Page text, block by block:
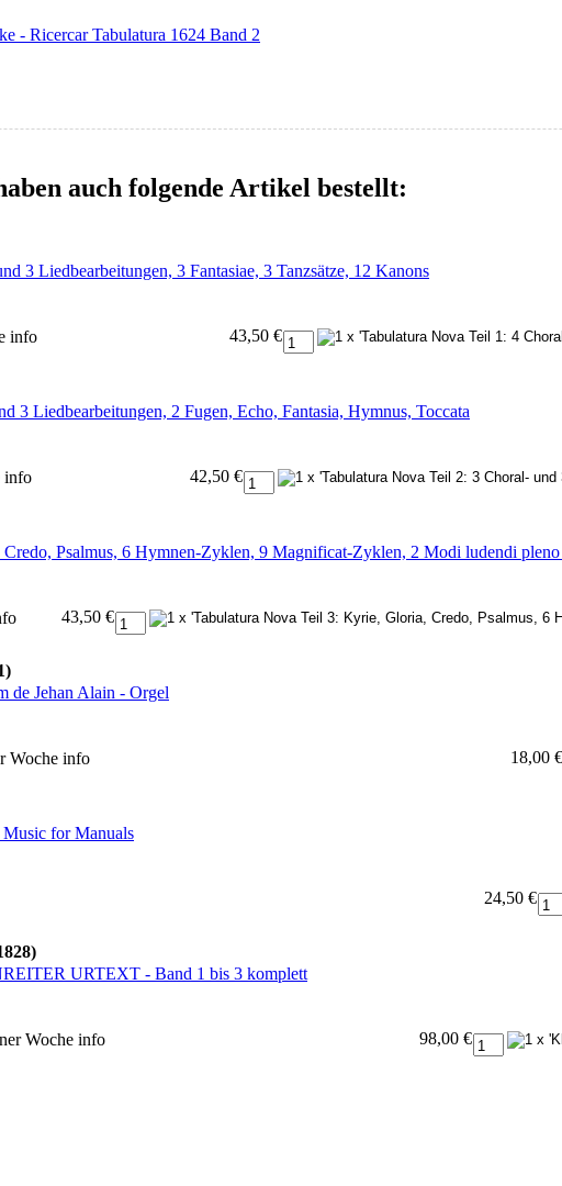
- Ricercar Tabulatura 1624 Band 2
auch folgende Artikel bestellt:
3 Liedbearbeitungen, 3 Fantasiae, 3 Tanzsätze, 12 Kanons
info 43,50 €
3 Liedbearbeitungen, 2 Fugen, Echo, Fantasia, Hymnus, Toccata
info 42,50 €
Psalmus, 6 Hymnen-Zyklen, 9 Magnificat-Zyklen, 2 Modi ludendi pleno
43,50 €
de Jehan Alain - Orgel
Woche info 18,00 €
for Manuals
24,50 €
URTEXT - Band 1 bis 3 komplett
Woche info 98,00 €